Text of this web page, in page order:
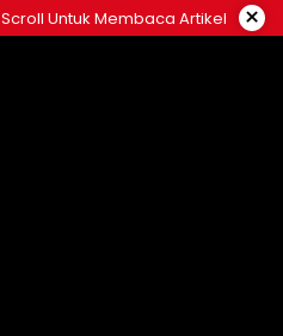
Scroll Untuk Membaca Artikel ×